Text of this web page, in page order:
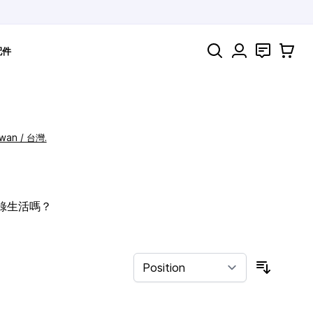
件 Search 聯絡 購物車
/ 台灣.
生活嗎？